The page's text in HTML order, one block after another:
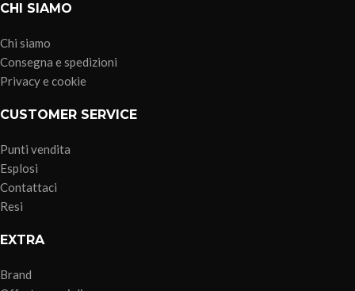
CHI SIAMO
Chi siamo
Consegna e spedizioni
Privacy e cookie
CUSTOMER SERVICE
Punti vendita
Esplosi
Contattaci
Resi
EXTRA
Brand